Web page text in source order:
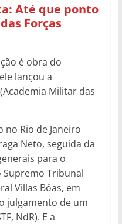
Até que ponto
Forças
é obra do
lançou a
Militar das
no Rio de Janeiro
Neto, seguida da
para o
Supremo Tribunal
Villas Bôas, em
julgamento de um
NdR). E a